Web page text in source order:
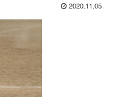
2020.11.05